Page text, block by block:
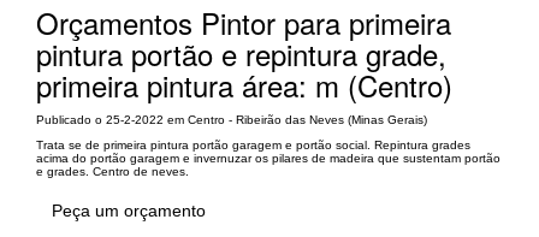
Orçamentos Pintor para primeira
pintura portão e repintura grade,
primeira pintura área: m (Centro)
Publicado o 25-2-2022 em Centro - Ribeirão das Neves (Minas Gerais)
Trata se de primeira pintura portão garagem e portão social. Repintura grades
acima do portão garagem e invernuzar os pilares de madeira que sustentam portão
e grades. Centro de neves.
Peça um orçamento